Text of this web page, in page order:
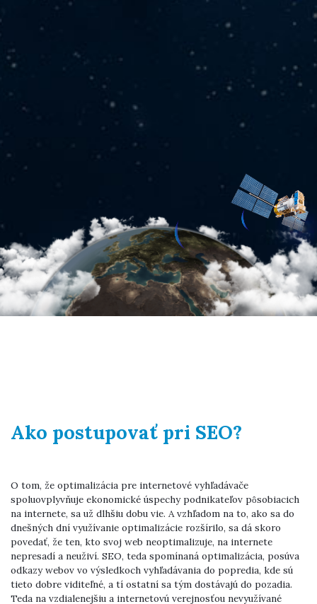
Ako postupovať pri SEO?
O tom, že optimalizácia pre internetové vyhľadávače
spoluovplyvňuje ekonomické úspechy podnikateľov pôsobiacich
na internete, sa už dlhšiu dobu vie. A vzhľadom na to, ako sa do
dnešných dní využívanie optimalizácie rozšírilo, sa dá skoro
povedať, že ten, kto svoj web neoptimalizuje, na internete
nepresadí a neuživí. SEO, teda spomínaná optimalizácia, posúva
odkazy webov vo výsledkoch vyhľadávania do popredia, kde sú
tieto dobre viditeľné, a tí ostatní sa tým dostávajú do pozadia.
Teda na vzdialenejšiu a internetovú verejnosťou nevyužívané